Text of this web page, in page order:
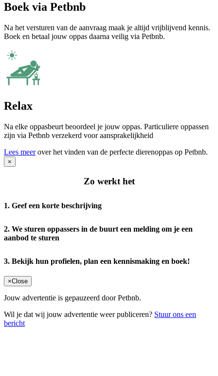
Boek via Petbnb
Na het versturen van de aanvraag maak je altijd vrijblijvend kennis.
Boek en betaal jouw oppas daarna veilig via Petbnb.
Relax
Na elke oppasbeurt beoordeel je jouw oppas. Particuliere oppassen
zijn via Petbnb verzekerd voor aansprakelijkheid
Lees meerover het vinden van de perfecte dierenoppas op Petbnb.
×
Zo werkt het
1. Geef een korte beschrijving
2. We sturen oppassers in de buurt een melding om je een
aanbod te sturen
3. Bekijk hun profielen, plan een kennismaking en boek!
×Close
Jouw advertentie is gepauzeerd door Petbnb.
Wil je dat wij jouw advertentie weer publiceren? Stuur ons een
bericht